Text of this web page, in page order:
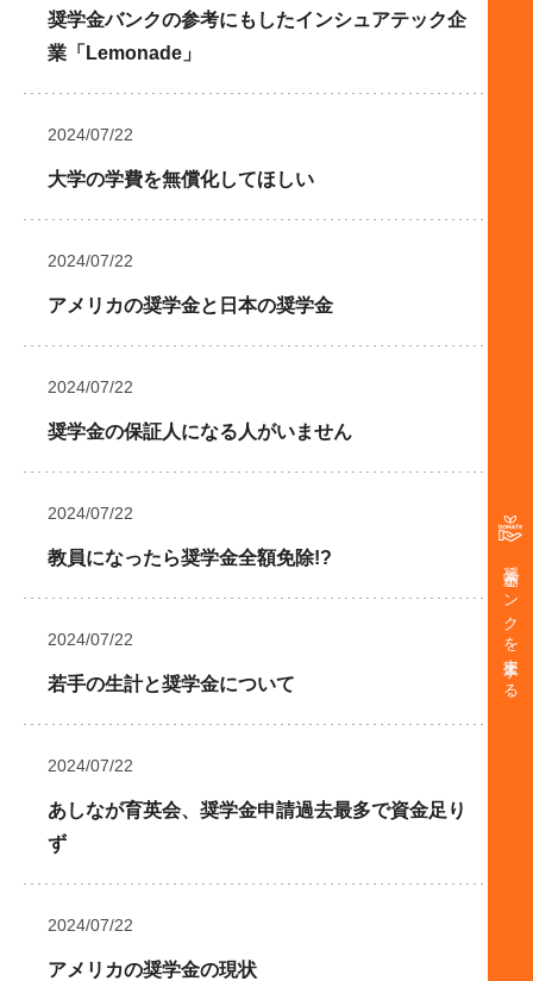
奨学金バンクを支援する
奨学金バンクの参考にもしたインシュアテック企
業「Lemonade」
2024/07/22
大学の学費を無償化してほしい
2024/07/22
アメリカの奨学金と日本の奨学金
2024/07/22
奨学金の保証人になる人がいません
2024/07/22
教員になったら奨学金全額免除!?
2024/07/22
若手の生計と奨学金について
2024/07/22
あしなが育英会、奨学金申請過去最多で資金足り
ず
2024/07/22
アメリカの奨学金の現状